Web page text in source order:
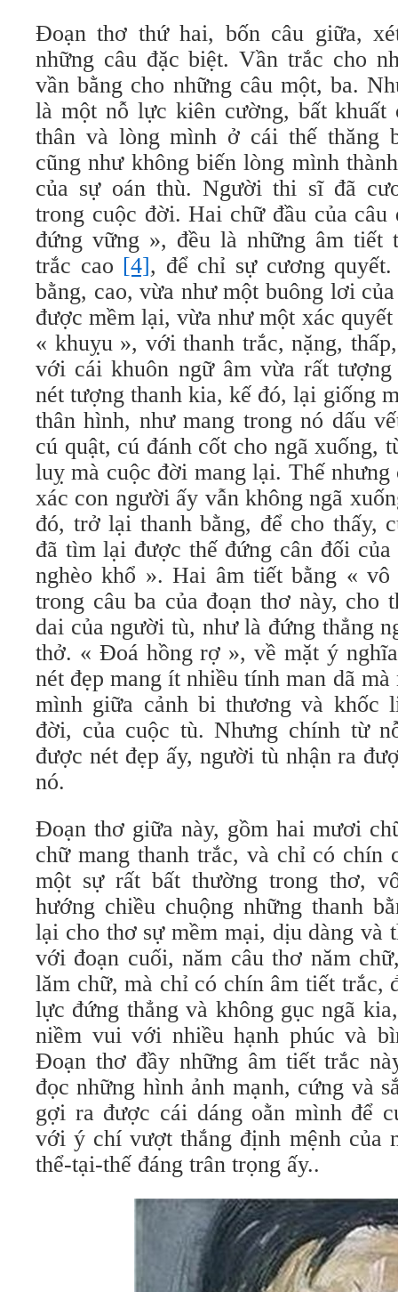
Ðoạn thơ thứ hai, bốn câu giữa,
những câu đặc biệt. Vần trắc cho
vần bằng cho những câu một, ba.
là một nỗ lực kiên cường, bất
thân và lòng mình ở cái thế thăng
cũng như không biến lòng mình
của sự oán thù. Người thi sĩ đã
trong cuộc đời. Hai chữ đầu của câu
đứng vững », đều là những âm tiết
trắc cao [4], để chỉ sự cương
bằng, cao, vừa như một buông lơi
được mềm lại, vừa như một xác
« khuỵu », với thanh trắc, nặng,
với cái khuôn ngữ âm vừa rất
nét tượng thanh kia, kế đó, lại giống
thân hình, như mang trong nó dấu
cú quật, cú đánh cốt cho ngã xuống,
luỵ mà cuộc đời mang lại. Thế nhưng
xác con người ấy vẫn không ngã
đó, trở lại thanh bằng, để cho thấy,
đã tìm lại được thế đứng cân đối
nghèo khổ ». Hai âm tiết bằng «
trong câu ba của đoạn thơ này, cho
dai của người tù, như là đứng thẳng
thở. « Ðoá hồng rợ », về mặt ý
nét đẹp mang ít nhiều tính man dã
mình giữa cảnh bi thương và khốc
đời, của cuộc tù. Nhưng chính từ
được nét đẹp ấy, người tù nhận ra
nó.
Ðoạn thơ giữa này, gồm hai mươi
chữ mang thanh trắc, và chỉ có chín
một sự rất bất thường trong thơ,
hướng chiều chuộng những thanh
lại cho thơ sự mềm mại, dịu dàng và
với đoạn cuối, năm câu thơ năm
lăm chữ, mà chỉ có chín âm tiết trắc,
lực đứng thẳng và không gục ngã
niềm vui với nhiều hạnh phúc và
Ðoạn thơ đầy những âm tiết trắc
đọc những hình ảnh mạnh, cứng và
gợi ra được cái dáng oằn mình để
với ý chí vượt thắng định mệnh của
thể-tại-thế đáng trân trọng ấy..